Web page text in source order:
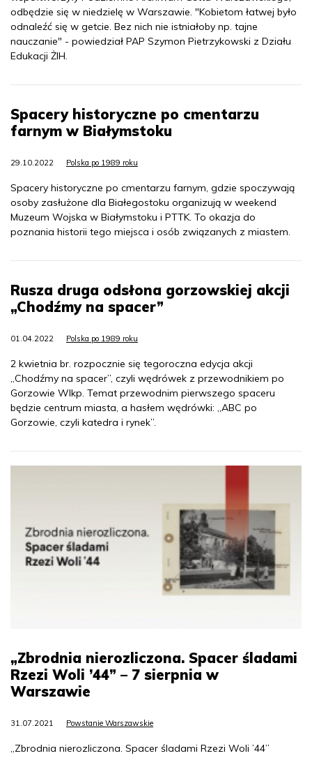
odbędzie się w niedzielę w Warszawie. "Kobietom łatwej było
odnaleźć się w getcie. Bez nich nie istniałoby np. tajne
nauczanie" - powiedział PAP Szymon Pietrzykowski z Działu
Edukacji ŻIH.
Spacery historyczne po cmentarzu
farnym w Białymstoku
29.10.2022 Polska po 1989 roku
Spacery historyczne po cmentarzu farnym, gdzie spoczywają
osoby zasłużone dla Białegostoku organizują w weekend
Muzeum Wojska w Białymstoku i PTTK. To okazja do
poznania historii tego miejsca i osób związanych z miastem.
Rusza druga odsłona gorzowskiej akcji
„Chodźmy na spacer”
01.04.2022 Polska po 1989 roku
2 kwietnia br. rozpocznie się tegoroczna edycja akcji
„Chodźmy na spacer”, czyli wędrówek z przewodnikiem po
Gorzowie Wlkp. Temat przewodnim pierwszego spaceru
będzie centrum miasta, a hasłem wędrówki: „ABC po
Gorzowie, czyli katedra i rynek”.
„Zbrodnia nierozliczona. Spacer śladami
Rzezi Woli ’44” – 7 sierpnia w
Warszawie
31.07.2021 Powstanie Warszawskie
„Zbrodnia nierozliczona. Spacer śladami Rzezi Woli ’44”